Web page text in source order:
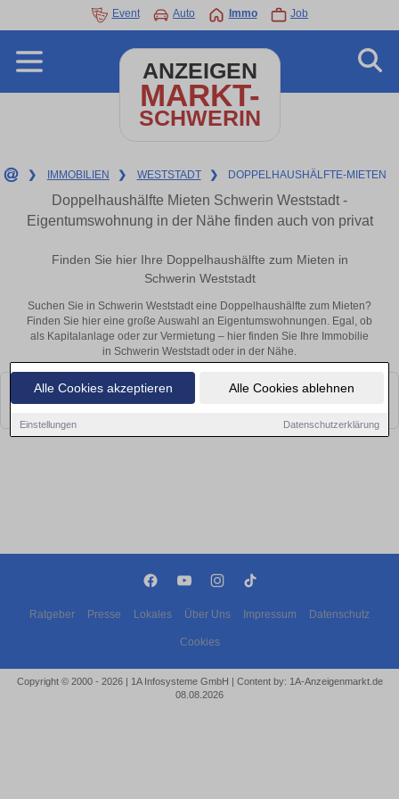
Alle Cookies akzeptieren Alle Cookies ablehnen
Einstellungen Datenschutzerklärung
Event Auto Immo Job
ANZEIGEN
MARKT-
SCHWERIN
❯ IMMOBILIEN ❯ WESTSTADT ❯ DOPPELHAUSHÄLFTE-MIETEN
Doppelhaushälfte Mieten Schwerin Weststadt -
Eigentumswohnung in der Nähe finden auch von privat
Finden Sie hier Ihre Doppelhaushälfte zum Mieten in
Schwerin Weststadt
Suchen Sie in Schwerin Weststadt eine Doppelhaushälfte zum Mieten?
Finden Sie hier eine große Auswahl an Eigentumswohnungen. Egal, ob
als Kapitalanlage oder zur Vermietung – hier finden Sie Ihre Immobilie
in Schwerin Weststadt oder in der Nähe.
Leider konnten wir derzeit keine passenden Objekte finden. Schauen Sie
bald wieder vorbei!
Ratgeber Presse Lokales Über Uns Impressum Datenschutz
Cookies
Copyright © 2000 - 2026 | 1A Infosysteme GmbH | Content by: 1A-Anzeigenmarkt.de
08.08.2026